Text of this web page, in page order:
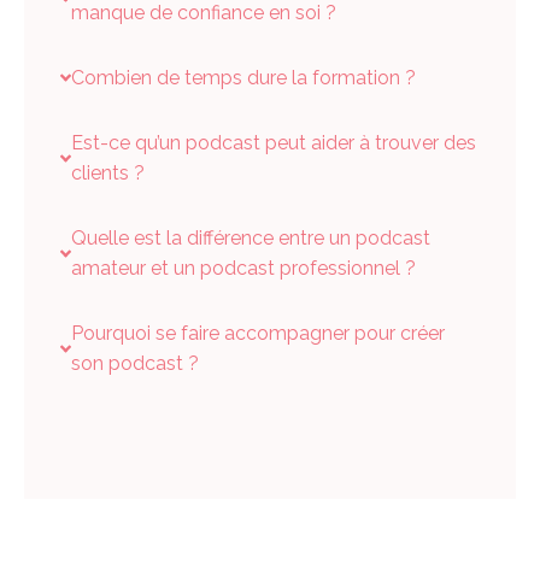
manque de confiance en soi ?
Combien de temps dure la formation ?
Est-ce qu’un podcast peut aider à trouver des
clients ?
Quelle est la différence entre un podcast
amateur et un podcast professionnel ?
Pourquoi se faire accompagner pour créer
son podcast ?